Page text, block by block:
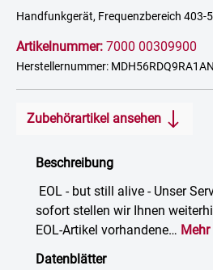
Handfunkgerät, Frequenzbereich 403-
Artikelnummer: 7000 00309900
Herstellernummer: MDH56RDQ9RA1AN
Zubehörartikel ansehen
Beschreibung
EOL - but still alive - Unser
sofort stellen wir Ihnen
EOL-Artikel vorhandene… Mehr
Datenblätter